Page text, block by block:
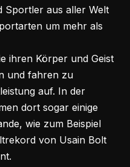
Sportler aus aller Welt
um mehr als
ihren Körper und Geist
und fahren zu
auf. In der
dort sogar einige
wie zum Beispiel
von Usain Bolt